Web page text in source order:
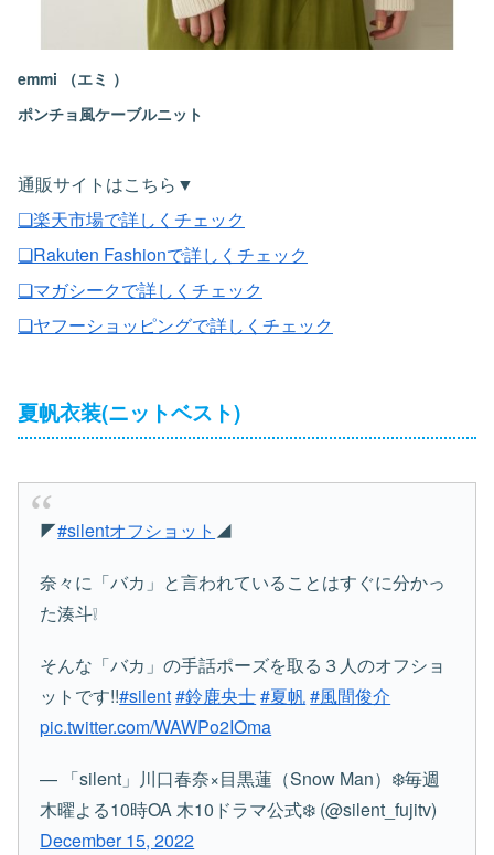
emmi （エミ ）
ポンチョ風ケーブルニット
通販サイトはこちら▼
❏楽天市場で詳しくチェック
❏Rakuten Fashionで詳しくチェック
❏マガシークで詳しくチェック
❏ヤフーショッピングで詳しくチェック
夏帆衣装(ニットベスト)
◤#silentオフショット ◢
奈々に「バカ」と言われていることはすぐに分かっ
た湊斗❕
そんな「バカ」の手話ポーズを取る３人のオフショ
ットです!!#silent#鈴鹿央士#夏帆#風間俊介
pic.twitter.com/WAWPo2IOma
— 「silent」川口春奈×目黒蓮（Snow Man）❄️毎週
木曜よる10時OA 木10ドラマ公式❄️ (@silent_fujitv)
December 15, 2022